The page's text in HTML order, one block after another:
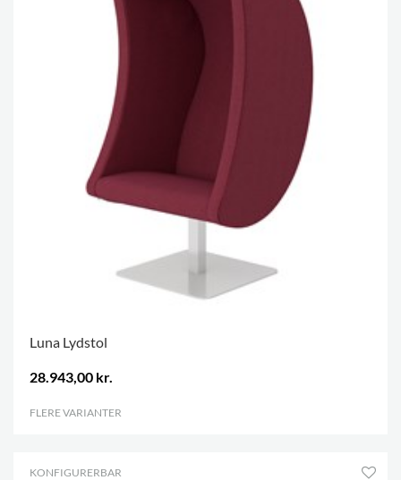
Luna Lydstol
28.943,00 kr.
FLERE VARIANTER
KONFIGURERBAR